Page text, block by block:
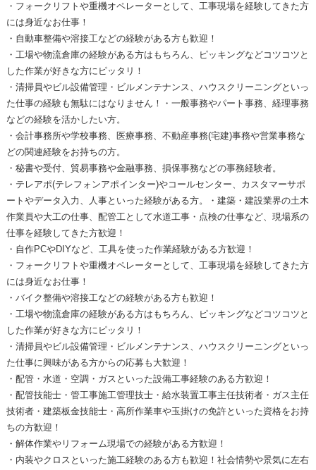
・フォークリフトや重機オペレーターとして、工事現場を経験してきた方
には身近なお仕事！
・自動車整備や溶接工などの経験がある方も歓迎！
・工場や物流倉庫の経験がある方はもちろん、ピッキングなどコツコツと
した作業が好きな方にピッタリ！
・清掃員やビル設備管理・ビルメンテナンス、ハウスクリーニングといっ
た仕事の経験も無駄にはなりません！・一般事務やパート事務、経理事務
などの経験を活かしたい方。
・会計事務所や学校事務、医療事務、不動産事務(宅建)事務や営業事務な
どの関連経験をお持ちの方。
・秘書や受付、貿易事務や金融事務、損保事務などの事務経験者。
・テレアポ(テレフォンアポインター)やコールセンター、カスタマーサポ
ートやデータ入力、人事といった経験がある方。・建築・建設業界の土木
作業員や大工の仕事、配管工として水道工事・点検の仕事など、現場系の
仕事を経験してきた方歓迎！
・自作PCやDIYなど、工具を使った作業経験がある方歓迎！
・フォークリフトや重機オペレーターとして、工事現場を経験してきた方
には身近なお仕事！
・バイク整備や溶接工などの経験がある方も歓迎！
・工場や物流倉庫の経験がある方はもちろん、ピッキングなどコツコツと
した作業が好きな方にピッタリ！
・清掃員やビル設備管理・ビルメンテナンス、ハウスクリーニングといっ
た仕事に興味がある方からの応募も大歓迎！
・配管・水道・空調・ガスといった設備工事経験のある方歓迎！
・配管技能士・管工事施工管理技士・給水装置工事主任技術者・ガス主任
技術者・建築板金技能士・高所作業車や玉掛けの免許といった資格をお持
ちの方歓迎！
・解体作業やリフォーム現場での経験がある方歓迎！
・内装やクロスといった施工経験のある方も歓迎！社会情勢や景気に左右